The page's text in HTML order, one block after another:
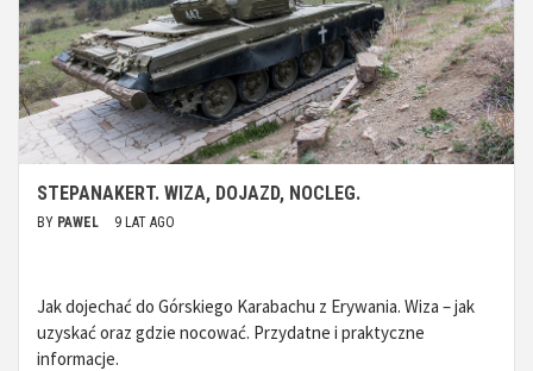
STEPANAKERT. WIZA, DOJAZD, NOCLEG.
BY PAWEL 9 LAT AGO
Jak dojechać do Górskiego Karabachu z Erywania. Wiza – jak
uzyskać oraz gdzie nocować. Przydatne i praktyczne
informacje.